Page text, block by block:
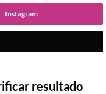
Instagram
resultado